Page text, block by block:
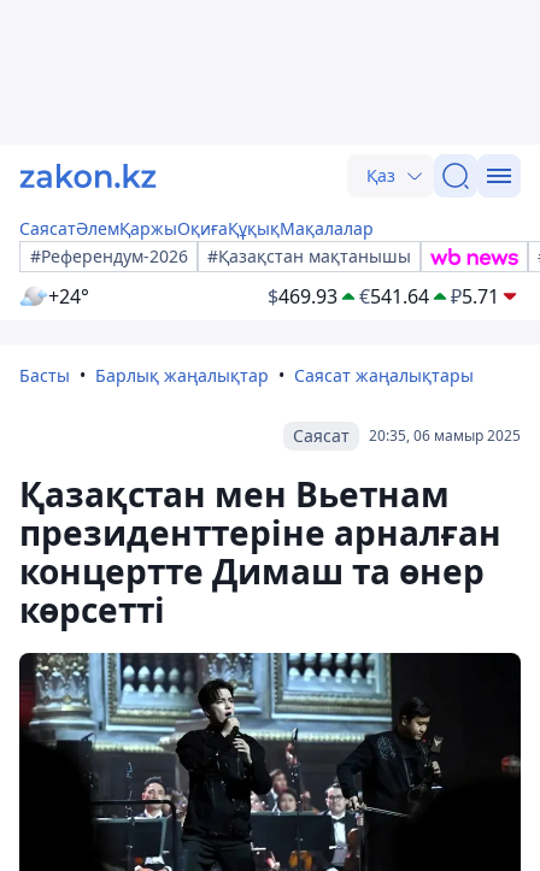
Қаз
СаясатӘлемҚаржыОқиғаҚұқықМақалалар
#Референдум-2026
#Қазақстан мақтанышы
+24° $469.93 €541.64 ₽5.71
Басты Барлық жаңалықтар Саясат жаңалықтары
20:35, 06 мамыр 2025
Саясат
Қазақстан мен Вьетнам
президенттеріне арналған
концертте Димаш та өнер
көрсетті